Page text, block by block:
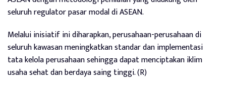
seluruh regulator pasar modal di ASEAN.
Melalui inisiatif ini diharapkan, perusahaan-perusahaan di
seluruh kawasan meningkatkan standar dan implementasi
tata kelola perusahaan sehingga dapat menciptakan iklim
usaha sehat dan berdaya saing tinggi. (R)